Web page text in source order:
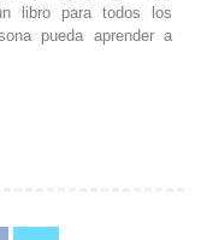
libro para todos los
pueda aprender a